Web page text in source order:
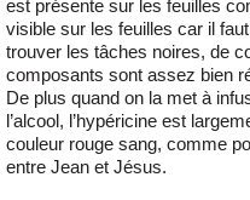
est présente sur les feuilles
visible sur les feuilles car il
trouver les tâches noires, de
composants sont assez bien
De plus quand on la met à
l’alcool, l’hypéricine est
couleur rouge sang, comme
entre Jean et Jésus.